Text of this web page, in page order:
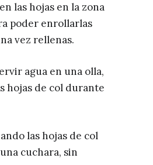
las hojas en la zona
poder enrollarlas
vez rellenas.
agua en una olla,
hojas de col durante
las hojas de col
cuchara, sin